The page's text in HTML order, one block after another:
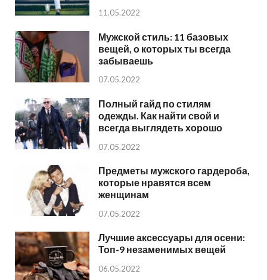
11.05.2022
Мужской стиль: 11 базовых
вещей, о которых ты всегда
забываешь
07.05.2022
Полный гайд по стилям
одежды. Как найти свой и
всегда выглядеть хорошо
07.05.2022
Предметы мужского гардероба,
которые нравятся всем
женщинам
07.05.2022
Лучшие аксессуары для осени:
Топ-9 незаменимых вещей
06.05.2022